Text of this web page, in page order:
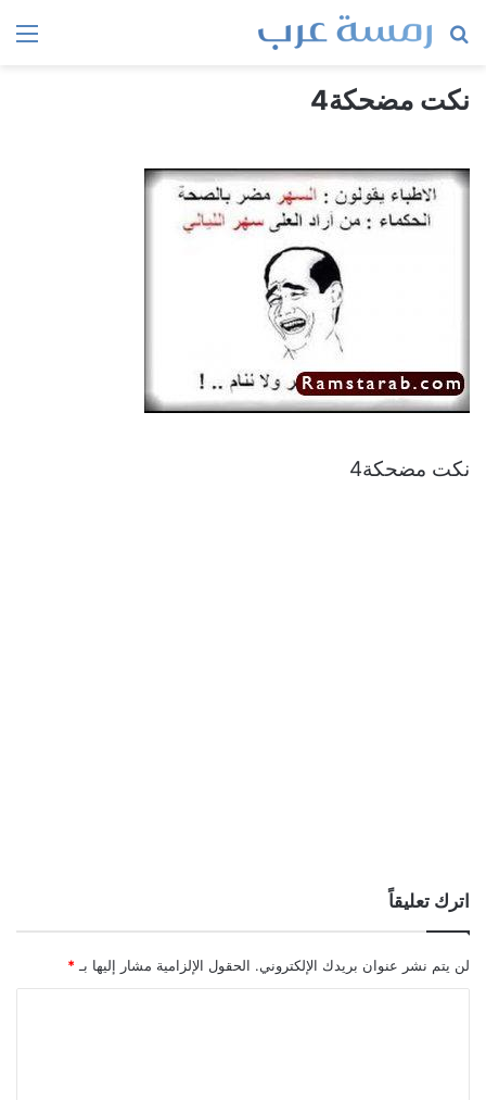
بحث
نكت مضحكة4
نكت مضحكة4
اترك تعليقاً
لن يتم نشر عنوان بريدك الإلكتروني. الحقول الإلزامية مشار إليها بـ *